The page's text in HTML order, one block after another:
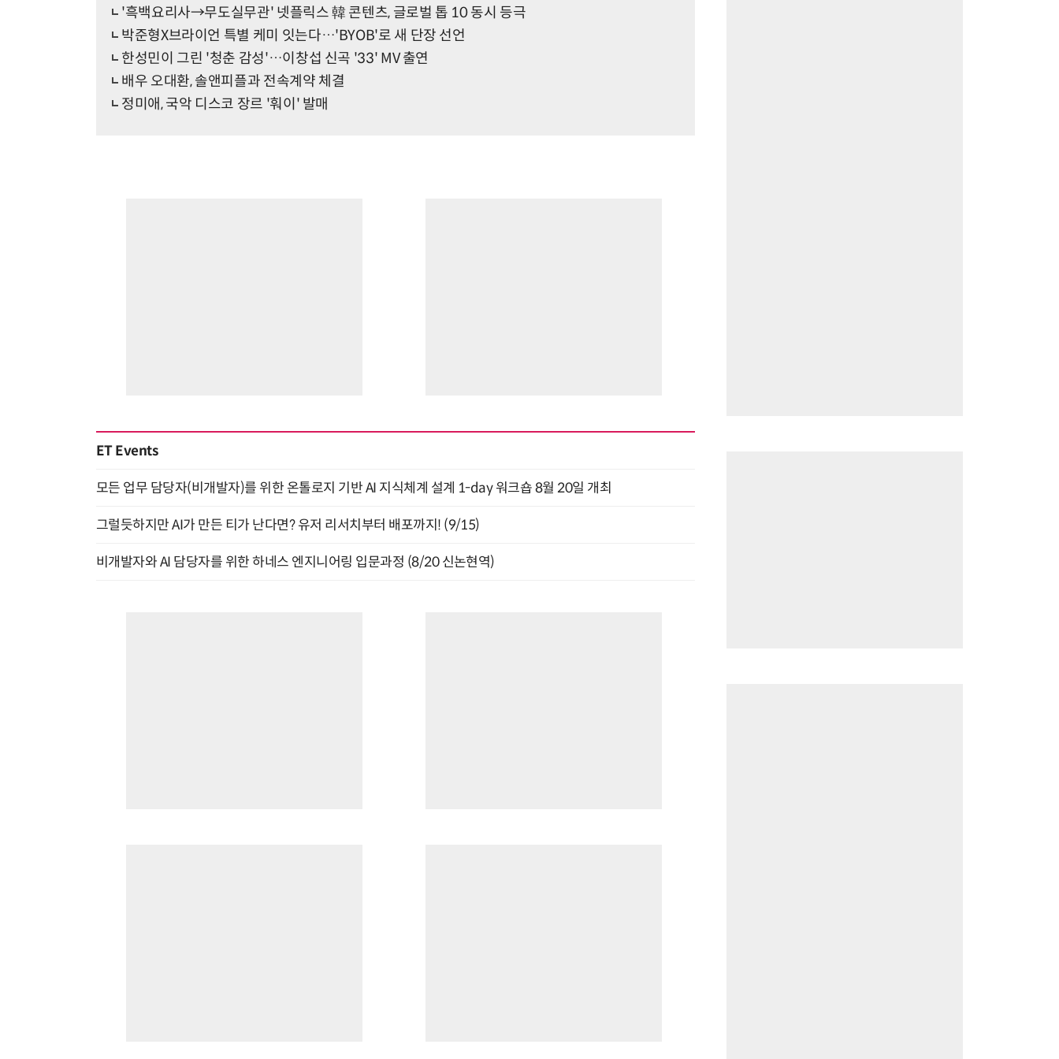
'흑백요리사→무도실무관' 넷플릭스 韓 콘텐츠, 글로벌 톱 10 동시 등극
박준형X브라이언 특별 케미 잇는다…'BYOB'로 새 단장 선언
한성민이 그린 '청춘 감성'…이창섭 신곡 '33' MV 출연
배우 오대환, 솔앤피플과 전속계약 체결
정미애, 국악 디스코 장르 '훠이' 발매
ET Events
모든 업무 담당자(비개발자)를 위한 온톨로지 기반 AI 지식체계 설계 1-day 워크숍 8월 20일 개최
그럴듯하지만 AI가 만든 티가 난다면? 유저 리서치부터 배포까지! (9/15)
비개발자와 AI 담당자를 위한 하네스 엔지니어링 입문과정 (8/20 신논현역)